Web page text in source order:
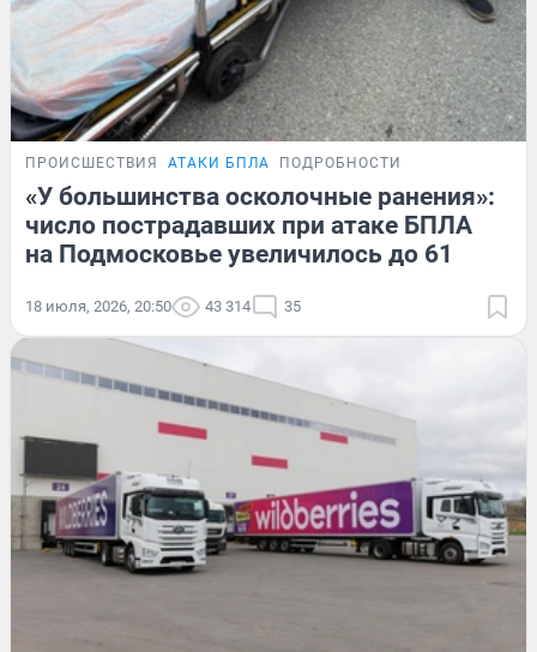
ПРОИСШЕСТВИЯ АТАКИ БПЛА ПОДРОБНОСТИ
«У большинства осколочные ранения»:
число пострадавших при атаке БПЛА
на Подмосковье увеличилось до 61
18 июля, 2026, 20:50 43 314 35